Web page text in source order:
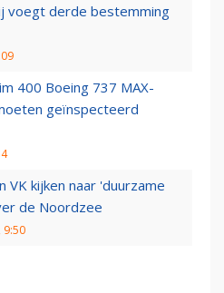
voegt derde bestemming
400 Boeing 737 MAX-
geïnspecteerd
VK kijken naar 'duurzame
de Noordzee
9:50